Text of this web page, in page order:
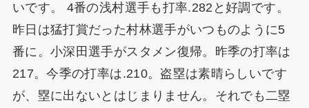
いです。 4番の浅村選手も打率.282と好調です。
昨日は猛打賞だった村林選手がいつものように5
番に。小深田選手がスタメン復帰。昨季の打率は
217。今季の打率は.210。盗塁は素晴らしいです
が、塁に出ないとはじまりません。それでも二塁